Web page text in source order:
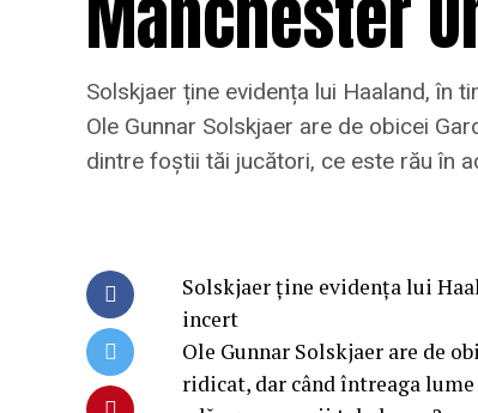
Solskjaer ține evidența lui Haaland, în
Ole Gunnar Solskjaer are de obicei
dintre foștii tăi jucători, ce este rău în
Solskjaer ține evidența lui
incert
Ole Gunnar Solskjaer are de
ridicat, dar când întreaga